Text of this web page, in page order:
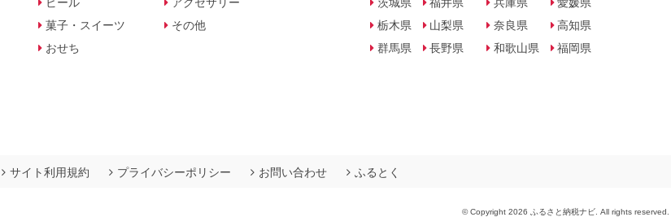
ビール
菓子・スイーツ
おせち
アクセサリー
その他
茨城県
栃木県
群馬県
福井県
山梨県
長野県
兵庫県
奈良県
和歌山県
愛媛県
高知県
福岡県
サイト利用規約 プライバシーポリシー お問い合わせ ふるとく
© Copyright 2026 ふるさと納税ナビ. All rights reserved.